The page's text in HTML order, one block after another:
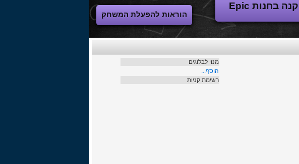
קנה בחנות Epic
הוראות להפעלת המשחק
מנוי לבלוגים
הוסף...
רשימת קניות